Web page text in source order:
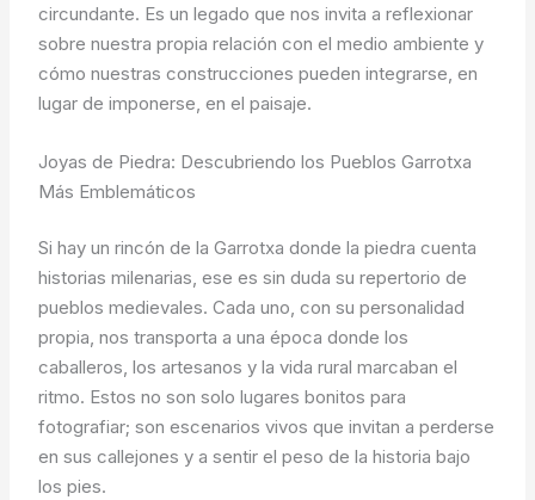
circundante. Es un legado que nos invita a reflexionar
sobre nuestra propia relación con el medio ambiente y
cómo nuestras construcciones pueden integrarse, en
lugar de imponerse, en el paisaje.
Joyas de Piedra: Descubriendo los Pueblos Garrotxa
Más Emblemáticos
Si hay un rincón de la Garrotxa donde la piedra cuenta
historias milenarias, ese es sin duda su repertorio de
pueblos medievales. Cada uno, con su personalidad
propia, nos transporta a una época donde los
caballeros, los artesanos y la vida rural marcaban el
ritmo. Estos no son solo lugares bonitos para
fotografiar; son escenarios vivos que invitan a perderse
en sus callejones y a sentir el peso de la historia bajo
los pies.